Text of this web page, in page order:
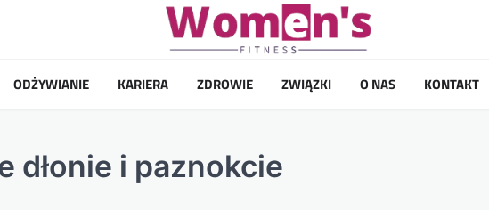
ODŻYWIANIE KARIERA ZDROWIE ZWIĄZKI O NAS KONTAKT
dłonie i paznokcie